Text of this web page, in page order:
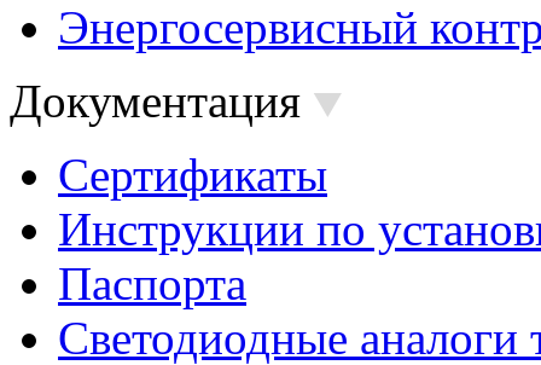
Энергосервисный
Документация
Сертификаты
Инструкции по
Паспорта
Светодиодные аналоги